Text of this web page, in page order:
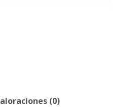
(0)